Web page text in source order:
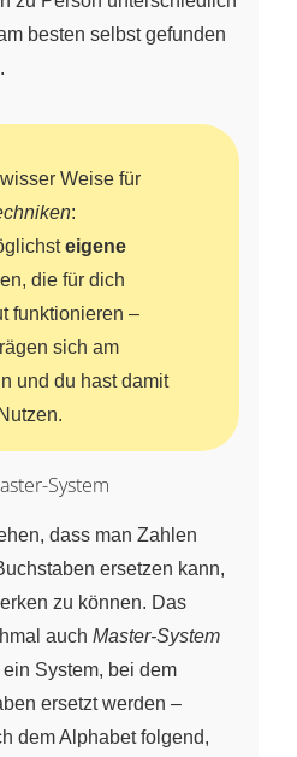
besten selbst gefunden
Weise für
:
eigene
die für dich
funktionieren –
sich am
und du hast damit
System
dass man Zahlen
ersetzen kann,
zu können. Das
auch Master‑System
System, bei dem
ersetzt werden –
dem Alphabet folgend,